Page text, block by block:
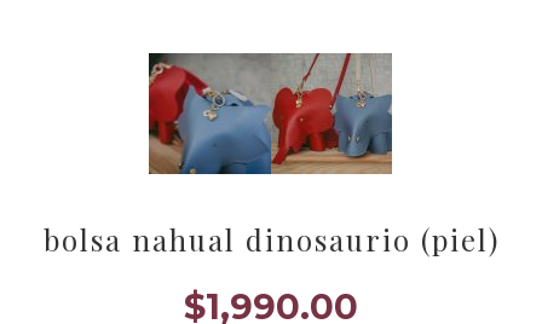
bolsa nahual dinosaurio (piel)
$1,990.00